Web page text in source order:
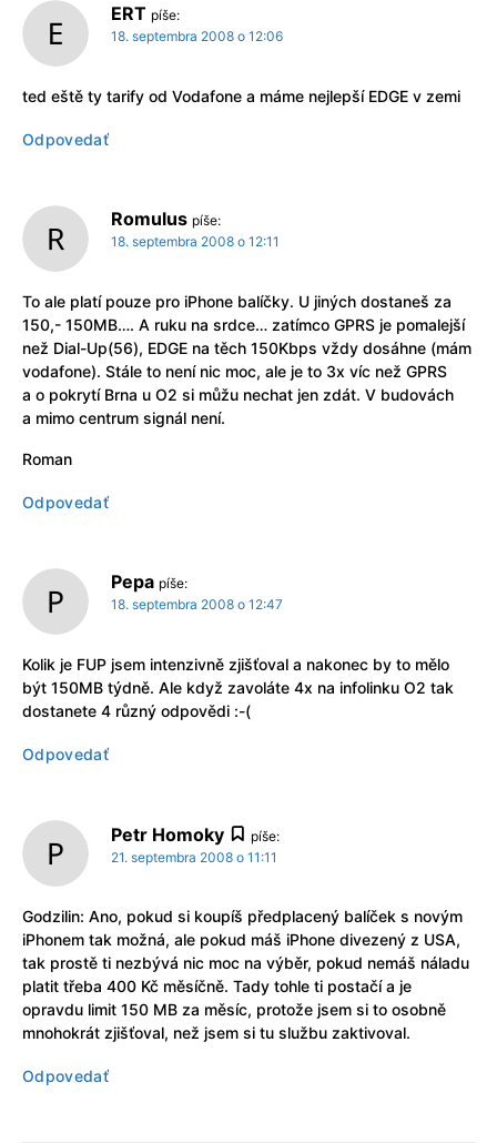
ERT píše:
18. septembra 2008 o 12:06
ted eště ty tarify od Vodafone a máme nejlepší EDGE v zemi
Odpovedať
Romulus píše:
18. septembra 2008 o 12:11
To ale platí pouze pro iPhone balíčky. U jiných dostaneš za
150,- 150MB…. A ruku na srdce… zatímco GPRS je pomalejší
než Dial-Up(56), EDGE na těch 150Kbps vždy dosáhne (mám
vodafone). Stále to není nic moc, ale je to 3x víc než GPRS
a o pokrytí Brna u O2 si můžu nechat jen zdát. V budovách
a mimo centrum signál není.
Roman
Odpovedať
Pepa píše:
18. septembra 2008 o 12:47
Kolik je FUP jsem intenzivně zjišťoval a nakonec by to mělo
být 150MB týdně. Ale když zavoláte 4x na infolinku O2 tak
dostanete 4 různý odpovědi :-(
Odpovedať
Petr Homoky
píše:
21. septembra 2008 o 11:11
Godzilin: Ano, pokud si koupíš předplacený balíček s novým
iPhonem tak možná, ale pokud máš iPhone divezený z USA,
tak prostě ti nezbývá nic moc na výběr, pokud nemáš náladu
platit třeba 400 Kč měsíčně. Tady tohle ti postačí a je
opravdu limit 150 MB za měsíc, protože jsem si to osobně
mnohokrát zjišťoval, než jsem si tu službu zaktivoval.
Odpovedať